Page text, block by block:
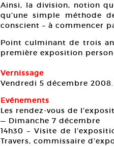
Ainsi, la division, notion
qu’une simple méthode
conscient – à commencer
Point culminant de trois
première exposition
Vernissage
Vendredi 5 décembre 2008.
Evénements
Les rendez-vous de
— Dimanche 7 décembre
14h30 – Visite de
Travers, commissaire